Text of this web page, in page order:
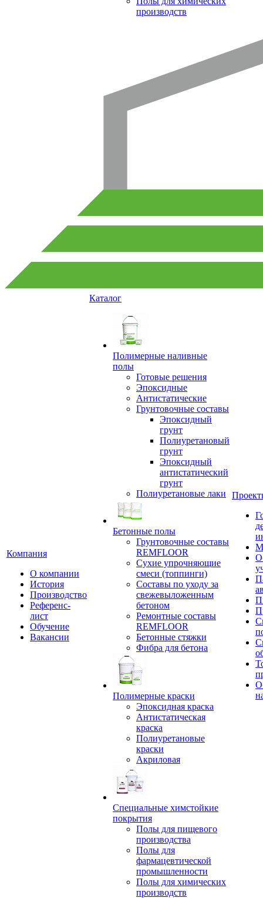
производств
Компания
О компании
История
Производство
Референс-
лист
Обучение
Вакансии
Каталог
Полимерные наливные
полы
Готовые решения
Эпоксидные
Антистатические
Грунтовочные составы
Эпоксидный
грунт
Полиуретановый
грунт
Эпоксидный
антистатический
грунт
Полиуретановые лаки
Бетонные полы
Грунтовочные составы
REMFLOOR
Сухие упрочняющие
смеси (топпинги)
Составы по уходу за
свежевыложенным
бетоном
Ремонтные составы
REMFLOOR
Бетонные стяжки
Фибра для бетона
Полимерные краски
Эпоксидная краска
Антистатическая
краска
Полиуретановые
краски
Акриловая
Специальные химстойкие
покрытия
Полы для пищевого
производства
Полы для
фармацевтической
промышленности
Полы для химических
производств